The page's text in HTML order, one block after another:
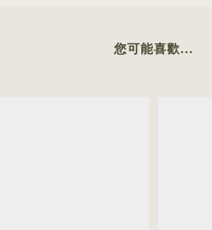
您可能喜歡...